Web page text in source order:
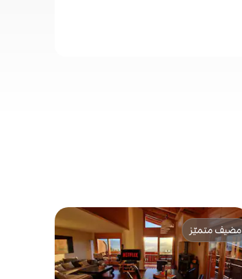
مضيف متميّز
مضيف متميّز